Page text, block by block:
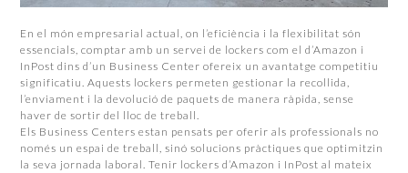
En el món empresarial actual, on l’eficiència i la flexibilitat són
essencials, comptar amb un servei de lockers com el d’Amazon i
InPost dins d’un Business Center ofereix un avantatge competitiu
significatiu. Aquests lockers permeten gestionar la recollida,
l’enviament i la devolució de paquets de manera ràpida, sense
haver de sortir del lloc de treball.
Els Business Centers estan pensats per oferir als professionals no
només un espai de treball, sinó solucions pràctiques que optimitzin
la seva jornada laboral. Tenir lockers d’Amazon i InPost al mateix